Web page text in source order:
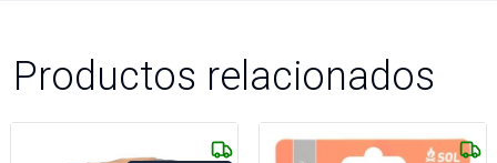
Productos relacionados